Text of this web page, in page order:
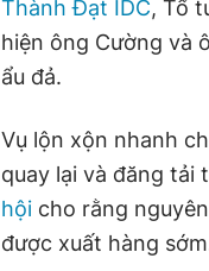
Thành Đạt IDC, Tổ
hiện ông Cường và
ẩu đả.
Vụ lộn xộn nhanh
quay lại và đăng tải
hội cho rằng
được xuất hàng